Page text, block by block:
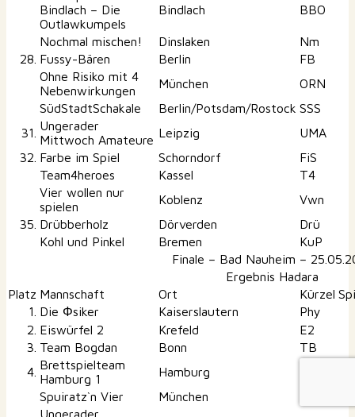
Bindlach – Die
Outlawkumpels
Bindlach BBO
Nochmal mischen! Dinslaken
Nm
28. Fussy-Bären Berlin
FB
Ohne Risiko mit 4
Nebenwirkungen
München
ORN
SüdStadtSchakale
Berlin/Potsdam/Rostock SSS
31. Ungerader
Mittwoch Amateure Leipzig
UMA
32. Farbe im Spiel Schorndorf
FiS
Team4heroes
Kassel
T4
Vier wollen nur
spielen
Koblenz
Vwn
35. Drübberholz Dörverden
Drü
Kohl und Pinkel
Bremen
KuP
Finale – Bad Nauheim –
Ergebnis Hadara
Platz Mannschaft Ort Kürzel
1. Die Φsiker Kaiserslautern
Phy
2. Eiswürfel 2 Krefeld
E2
3. Team Bogdan Bonn
TB
4. Brettspielteam
Hamburg 1
Hamburg
Spuiratz`n Vier
München
Ungerader